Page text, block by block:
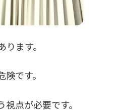
ます。
です。
点が必要です。